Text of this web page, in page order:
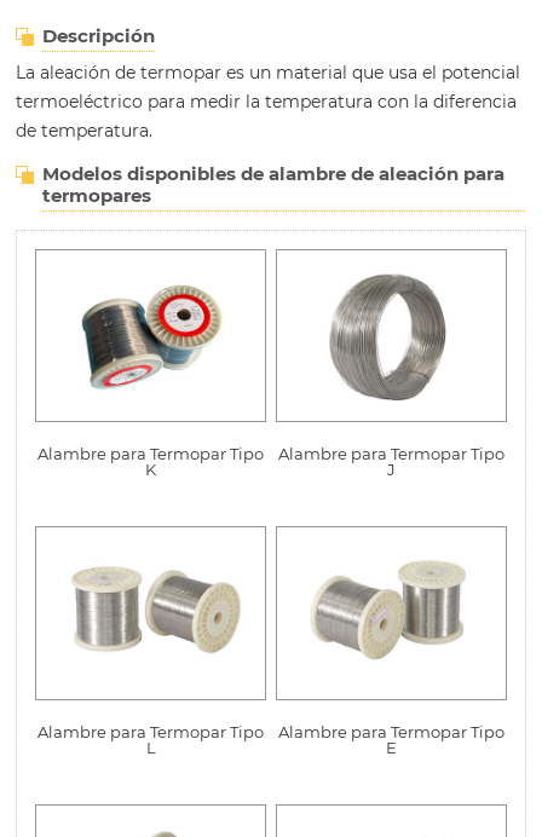
Descripción
La aleación de termopar es un material que usa el potencial
termoeléctrico para medir la temperatura con la diferencia
de temperatura.
Modelos disponibles de alambre de aleación para
termopares
Alambre para Termopar Tipo
K
Alambre para Termopar Tipo
J
Alambre para Termopar Tipo
L
Alambre para Termopar Tipo
E